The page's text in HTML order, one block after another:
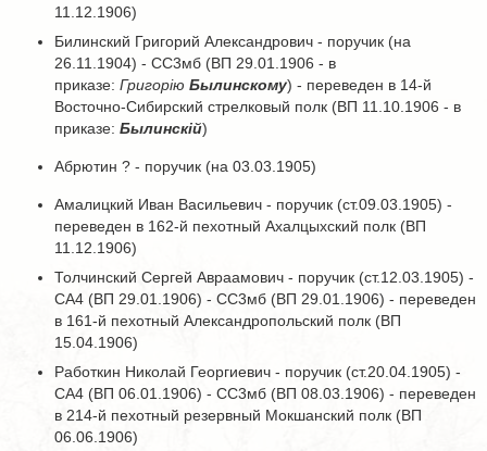
11.12.1906)
Билинский Григорий Александрович - поручик (на
26.11.1904) - СС3мб (ВП 29.01.1906 - в
приказе: Григорiю Былинскому) - переведен в 14-й
Восточно-Сибирский стрелковый полк (ВП 11.10.1906 - в
приказе: Былинскiй)
Абрютин ? - поручик (на 03.03.1905)
Амалицкий Иван Васильевич - поручик (ст.09.03.1905) -
переведен в 162-й пехотный Ахалцыхский полк (ВП
11.12.1906)
Толчинский Сергей Авраамович - поручик (ст.12.03.1905) -
СА4 (ВП 29.01.1906) - СС3мб (ВП 29.01.1906) - переведен
в 161-й пехотный Александропольский полк (ВП
15.04.1906)
Работкин Николай Георгиевич - поручик (ст.20.04.1905) -
СА4 (ВП 06.01.1906) - СС3мб (ВП 08.03.1906) - переведен
в 214-й пехотный резервный Мокшанский полк (ВП
06.06.1906)